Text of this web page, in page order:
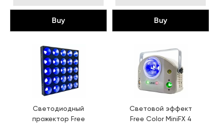
Buy Buy
Светодиодный
прожектор Free
Световой эффект
Free Color MiniFX 4